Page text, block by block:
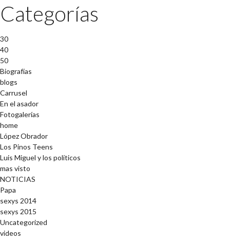
Categorías
30
40
50
Biografías
blogs
Carrusel
En el asador
Fotogalerías
home
López Obrador
Los Pinos Teens
Luis Miguel y los políticos
mas visto
NOTICIAS
Papa
sexys 2014
sexys 2015
Uncategorized
videos